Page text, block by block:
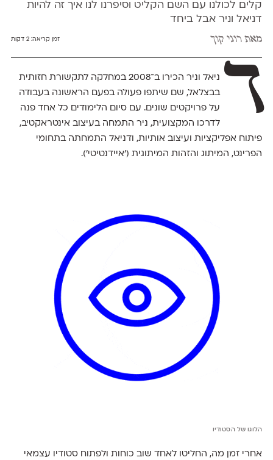
קלים לכולנו עם השם הקליט וסיפרנו לנו איך זה להיות
דניאל וניר אבל ביחד
מאת רוני קוך זמן קריאה:2 דקות
ד
ניאל וניר הכירו ב־2008 במחלקה לתקשורת חזותית
בבצלאל, שם שיתפו פעולה בפעם הראשונה בעבודה
על פרויקטים שונים. עם סיום הלימודים כל אחד פנה
לדרכו המקצועית, ניר התמחה בעיצוב אינטראקטיב,
פיתוח אפליקציות ועיצוב אותיות, ודניאל התמחתה בתחומי
הפרינט, המיתוג והזהות המיתוגית ('איידנטיטי').
הלוגו של הסטודיו
אחרי זמן מה, החליטו לאחד שוב כוחות ולפתוח סטודיו עצמאי